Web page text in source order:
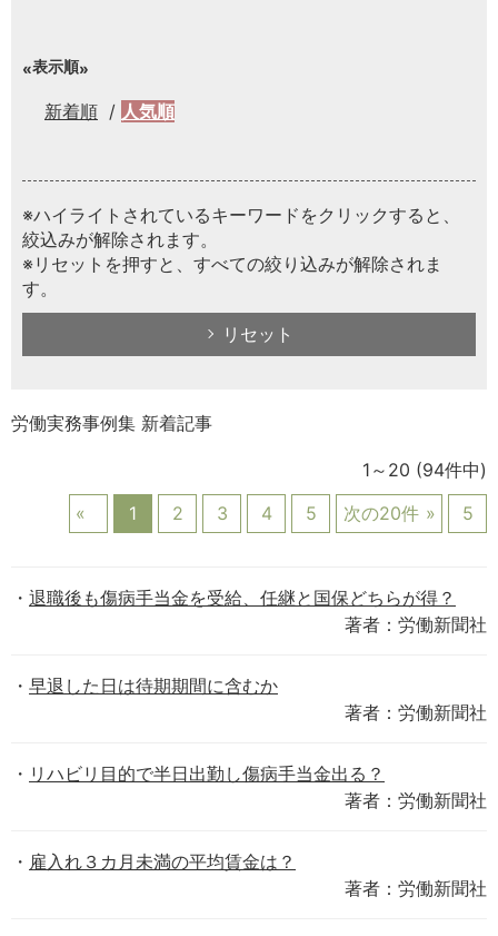
表示順
新着順 人気順
※ハイライトされているキーワードをクリックすると、
絞込みが解除されます。
※リセットを押すと、すべての絞り込みが解除されま
す。
リセット
労働実務事例集 新着記事
1～20 (94件中)
1
2 3 4 5 次の20件 5
退職後も傷病手当金を受給、任継と国保どちらが得？
著者：労働新聞社
早退した日は待期期間に含むか
著者：労働新聞社
リハビリ目的で半日出勤し傷病手当金出る？
著者：労働新聞社
雇入れ３カ月未満の平均賃金は？
著者：労働新聞社